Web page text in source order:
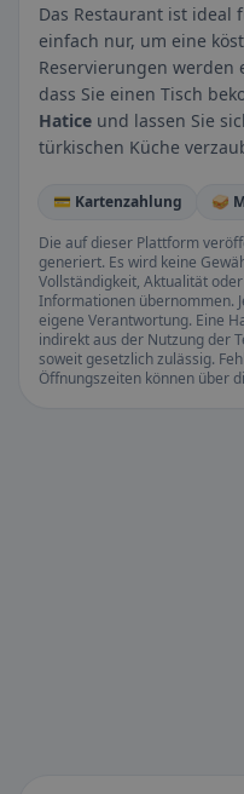
Das Restaurant ist ideal
einfach nur, um eine
Reservierungen
dass Sie einen Tisch
Hatice und lassen Sie
türkischen Küche
💳 Kartenzahlung 🥪
Die auf dieser Plattform
generiert. Es wird keine
Vollständigkeit, Aktualität
Informationen übernommen.
eigene Verantwortung. Eine
indirekt aus der Nutzung der
soweit gesetzlich zulässig.
Öffnungszeiten können über